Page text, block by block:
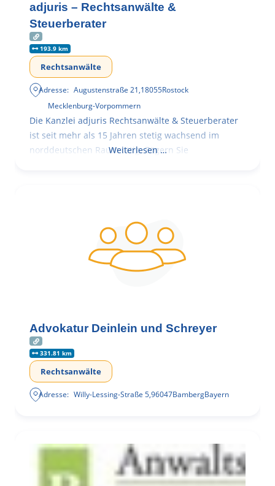
adjuris – Rechtsanwälte &
Steuerberater
193.9 km
Rechtsanwälte
Adresse: Augustenstraße 21,18055Rostock
Mecklenburg-Vorpommern
Die Kanzlei adjuris Rechtsanwälte & Steuerberater
ist seit mehr als 15 Jahren stetig wachsend im
norddeutschen Raum tätig. Zögern Sie
Weiterlesen …
Advokatur Deinlein und Schreyer
331.81 km
Rechtsanwälte
Adresse: Willy-Lessing-Straße 5,96047BambergBayern